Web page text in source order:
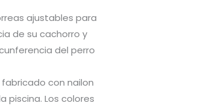
ajustables para
de su cachorro y
del perro
con nailon
piscina. Los colores